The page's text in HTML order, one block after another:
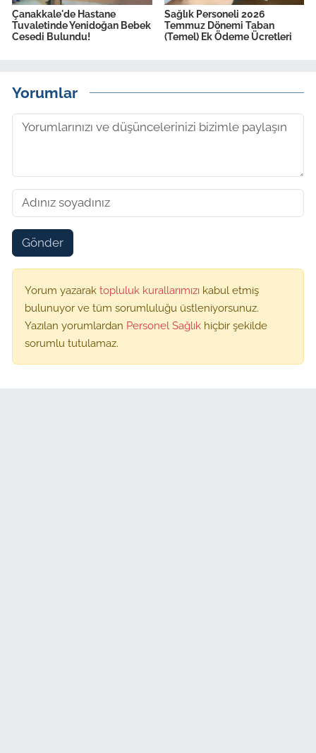
Çanakkale'de Hastane
Tuvaletinde Yenidoğan Bebek
Cesedi Bulundu!
Sağlık Personeli 2026
Temmuz Dönemi Taban
(Temel) Ek Ödeme Ücretleri
Yorumlar
Gönder
Yorum yazarak topluluk kurallarımızı kabul etmiş
bulunuyor ve tüm sorumluluğu üstleniyorsunuz.
Yazılan yorumlardan Personel Sağlık hiçbir şekilde
sorumlu tutulamaz.